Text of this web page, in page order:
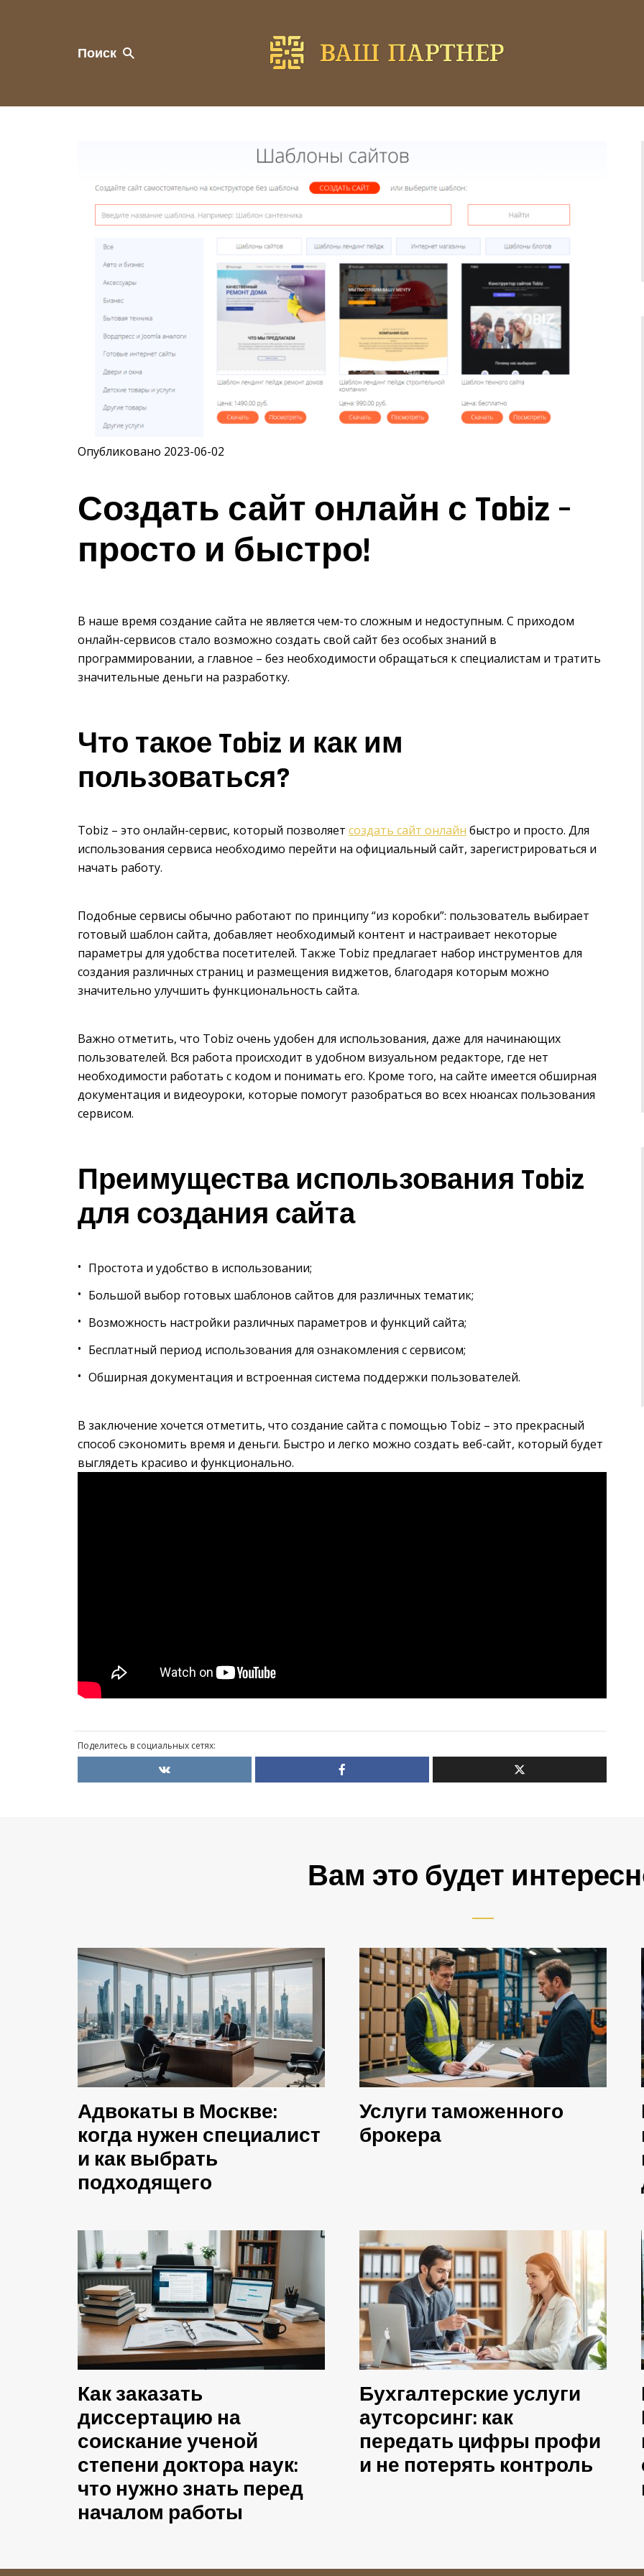
Поиск
Опубликовано 2023-06-02
Создать сайт онлайн с Tobiz –
просто и быстро!
В наше время создание сайта не является чем-то сложным и недоступным. С приходом
онлайн-сервисов стало возможно создать свой сайт без особых знаний в
программировании, а главное – без необходимости обращаться к специалистам и тратить
значительные деньги на разработку.
Что такое Tobiz и как им
пользоваться?
Tobiz – это онлайн-сервис, который позволяет создать сайт онлайн быстро и просто. Для
использования сервиса необходимо перейти на официальный сайт, зарегистрироваться и
начать работу.
Подобные сервисы обычно работают по принципу “из коробки”: пользователь выбирает
готовый шаблон сайта, добавляет необходимый контент и настраивает некоторые
параметры для удобства посетителей. Также Tobiz предлагает набор инструментов для
создания различных страниц и размещения виджетов, благодаря которым можно
значительно улучшить функциональность сайта.
Важно отметить, что Tobiz очень удобен для использования, даже для начинающих
пользователей. Вся работа происходит в удобном визуальном редакторе, где нет
необходимости работать с кодом и понимать его. Кроме того, на сайте имеется обширная
документация и видеоуроки, которые помогут разобраться во всех нюансах пользования
сервисом.
Преимущества использования Tobiz
для создания сайта
Простота и удобство в использовании;
Большой выбор готовых шаблонов сайтов для различных тематик;
Возможность настройки различных параметров и функций сайта;
Бесплатный период использования для ознакомления с сервисом;
Обширная документация и встроенная система поддержки пользователей.
В заключение хочется отметить, что создание сайта с помощью Tobiz – это прекрасный
способ сэкономить время и деньги. Быстро и легко можно создать веб-сайт, который будет
выглядеть красиво и функционально.
Поделитесь в социальных сетях:
Вам это будет
Адвокаты в Москве:
когда нужен специалист
и как выбрать
подходящего
Услуги таможенного
брокера
Как заказать
диссертацию на
соискание ученой
степени доктора наук:
что нужно знать перед
началом работы
Бухгалтерские услуги
аутсорсинг: как
передать цифры профи
и не потерять контроль